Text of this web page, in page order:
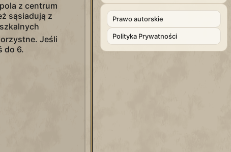
z centrum
sąsiadują z
Jeśli
do 6.
Prawo autorskie
Polityka Prywatności